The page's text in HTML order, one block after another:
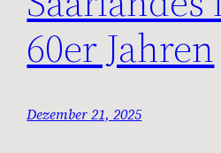
60er Jahren
Dezember 21, 2025